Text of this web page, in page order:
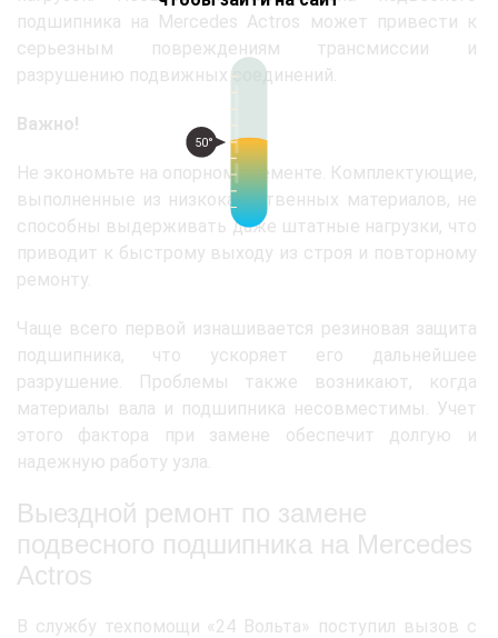
50°
подшипника на Mercedes Actros может привести к
серьезным повреждениям трансмиссии и
разрушению подвижных соединений.
Важно!
Не экономьте на опорном элементе. Комплектующие,
выполненные из низкокачественных материалов, не
способны выдерживать даже штатные нагрузки, что
приводит к быстрому выходу из строя и повторному
ремонту.
Чаще всего первой изнашивается резиновая защита
подшипника, что ускоряет его дальнейшее
разрушение. Проблемы также возникают, когда
материалы вала и подшипника несовместимы. Учет
этого фактора при замене обеспечит долгую и
надежную работу узла.
Выездной ремонт по замене
подвесного подшипника на Mercedes
Actros
В службу техпомощи «24 Вольта» поступил вызов с